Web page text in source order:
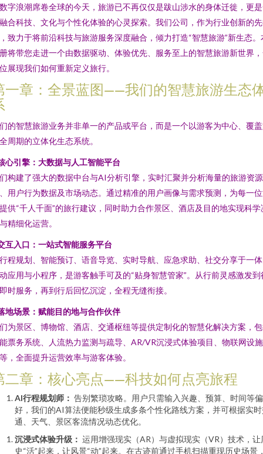
字浪潮席卷全球的今天，旅游已不再仅仅是跋山涉水的身体迁徙，更
合科技、文化与个性化体验的心灵探索。我们公司，作为行业创新的
致力于将前沿科技与旅游服务深度融合，倾力打造“智慧旅游”新生态。
将带您走进一个由数据驱动、体验优先、服务至上的智慧旅游新世界
展现我们如何重新定义旅行。
一章：全景蓝图——我们的智慧旅游生态
的智慧旅游业务并非单一的产品或平台，而是一个以游客为中心、覆
周期的立体化生态系统。
心引擎：大数据与人工智能平台
构建了强大的数据中台与AI分析引擎，实时汇聚并分析海量的旅游资
用户行为数据及市场动态。通过精准的用户画像与需求预测，为每一
供“千人千面”的旅行建议，同时助力合作景区、酒店及目的地实现科学
精细化运营。
互入口：一站式智能服务平台
程规划、智能预订、语音导览、实时导航、应急求助、社交分享于一
应用与小程序，是游客触手可及的“贴身智慧管家”。从行前灵感激发到
时服务，再到行后回忆沉淀，全程无缝衔接。
地场景：赋能目的地与合作伙伴
为景区、博物馆、酒店、交通枢纽等提供定制化的智慧化解决方案，
票务系统、人流热力监测与疏导、AR/VR沉浸式体验项目、物联网设
，全面提升运营效率与游客体验。
二章：核心亮点——科技如何点亮旅程
AI行程规划师： 告别繁琐攻略。用户只需输入兴趣、预算、时间等偏
好，我们的AI算法便能秒级生成多条个性化路线方案，并可根据实
通、天气、景区客流情况动态优化。
沉浸式体验升级： 运用增强现实（AR）与虚拟现实（VR）技术，让
史“活”起来，让风景“动”起来。在古迹前通过手机扫描重现历史场景